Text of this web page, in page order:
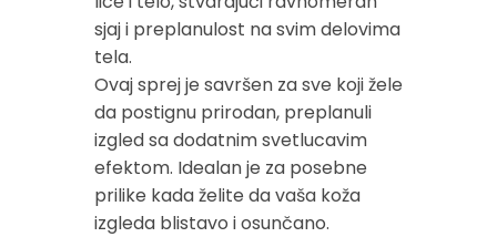
sjaj i preplanulost na svim delovima
tela.
Ovaj sprej je savršen za sve koji žele
da postignu prirodan, preplanuli
izgled sa dodatnim svetlucavim
efektom. Idealan je za posebne
prilike kada želite da vaša koža
izgleda blistavo i osunčano.